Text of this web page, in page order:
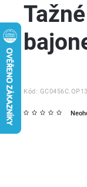
Kód: GC0456C.OP13